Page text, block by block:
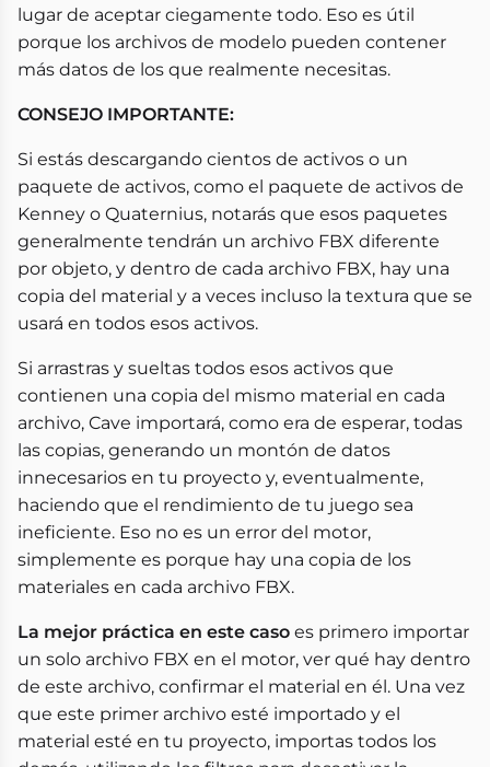
lugar de aceptar ciegamente todo. Eso es útil
porque los archivos de modelo pueden contener
más datos de los que realmente necesitas.
CONSEJO IMPORTANTE:
Si estás descargando cientos de activos o un
paquete de activos, como el paquete de activos de
Kenney o Quaternius, notarás que esos paquetes
generalmente tendrán un archivo FBX diferente
por objeto, y dentro de cada archivo FBX, hay una
copia del material y a veces incluso la textura que se
usará en todos esos activos.
Si arrastras y sueltas todos esos activos que
contienen una copia del mismo material en cada
archivo, Cave importará, como era de esperar, todas
las copias, generando un montón de datos
innecesarios en tu proyecto y, eventualmente,
haciendo que el rendimiento de tu juego sea
ineficiente. Eso no es un error del motor,
simplemente es porque hay una copia de los
materiales en cada archivo FBX.
La mejor práctica en este caso es primero importar
un solo archivo FBX en el motor, ver qué hay dentro
de este archivo, confirmar el material en él. Una vez
que este primer archivo esté importado y el
material esté en tu proyecto, importas todos los